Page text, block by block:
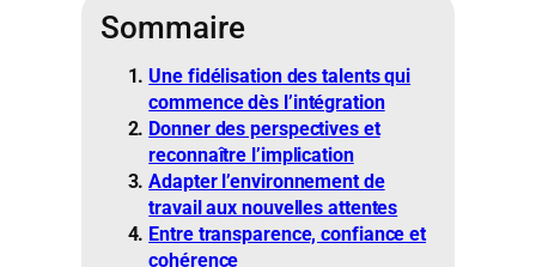
Sommaire
Une fidélisation des talents qui
commence dès l’intégration
Donner des perspectives et
reconnaître l’implication
Adapter l’environnement de
travail aux nouvelles attentes
Entre transparence, confiance et
cohérence